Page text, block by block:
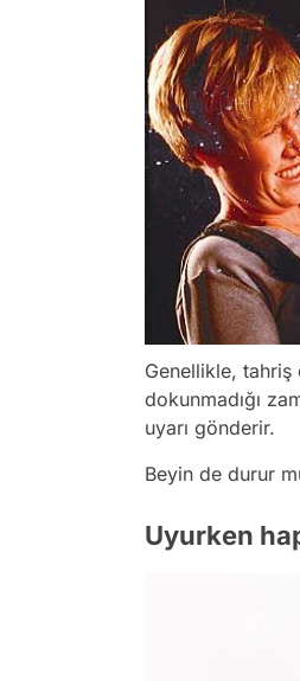
Genellikle, tahriş
dokunmadığı
uyarı gönderir.
Beyin de durur
Uyurken